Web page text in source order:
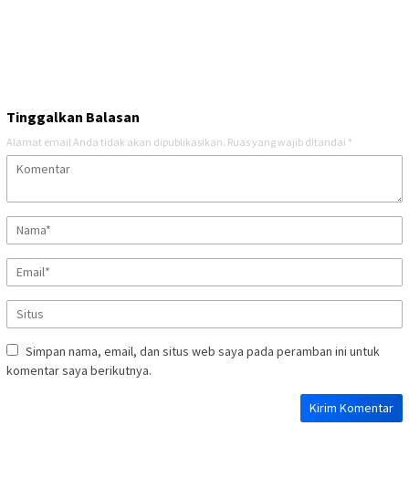
Tinggalkan Balasan
Alamat email Anda tidak akan dipublikasikan. Ruas yang wajib ditandai *
Simpan nama, email, dan situs web saya pada peramban ini untuk
komentar saya berikutnya.